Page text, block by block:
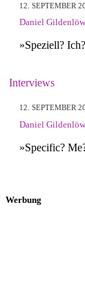
12. SEPTEMBER
Daniel
»Speziell?
Interviews
12. SEPTEMBER
Daniel
»Specific?
Werbung